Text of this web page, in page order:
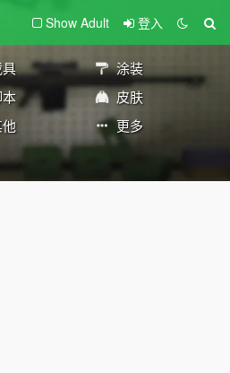
Show Adult 登入
涂装
皮肤
更多